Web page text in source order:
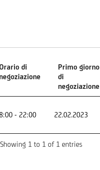
di
negoziazione
Primo giorno
di
negoziazione
negoziazione
di
- 22:00 22.02.2023
Showing 1 to 1 of 1 entries